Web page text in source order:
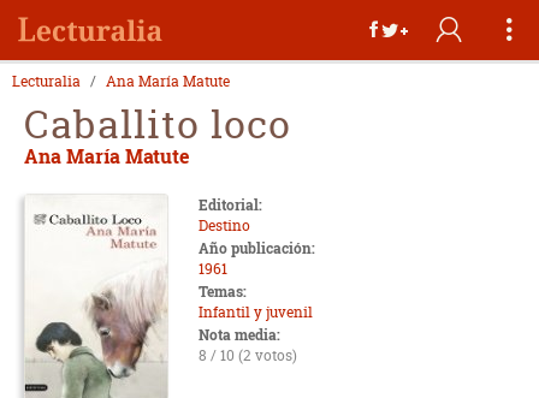
Lecturalia Ana María Matute
Caballito loco
Ana María Matute
Editorial:
Destino
Año publicación:
1961
Temas:
Infantil y juvenil
Nota media:
8 / 10 (2 votos)